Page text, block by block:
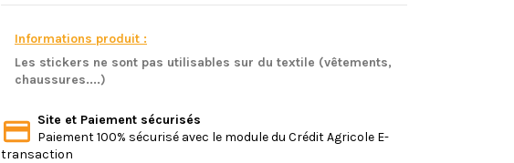
Informations produit :
Les stickers ne sont pas utilisables sur du textile (vêtements,
chaussures....)
Site et Paiement sécurisés
Paiement 100% sécurisé avec le module du Crédit Agricole E-
transaction